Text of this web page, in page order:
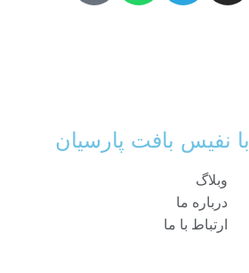
با نفیس بافت پارسیان
وبلاگ
درباره ما
ارتباط با ما